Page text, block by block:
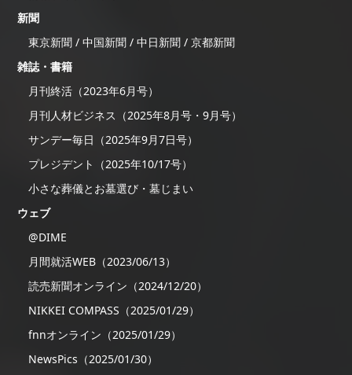
新聞
東京新聞 / 中国新聞 / 中日新聞 / 京都新聞
雑誌・書籍
月刊終活（2023年6月号）
月刊人材ビジネス（2025年8月号・9月号）
サンデー毎日（2025年9月7日号）
プレジデント（2025年10/17号）
小さな葬儀とお墓選び・墓じまい
ウェブ
@DIME
月間就活WEB（2023/06/13）
読売新聞オンライン（2024/12/20）
NIKKEI COMPASS（2025/01/29）
fnnオンライン（2025/01/29）
NewsPics（2025/01/30）